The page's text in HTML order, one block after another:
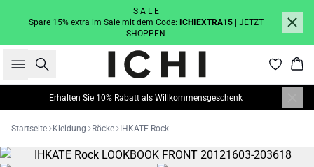
S A L E
Spare 15% extra im Sale mit dem Code: ICHIEXTRA15
| JETZT
SHOPPEN
Suche
Erhalten Sie 10% Rabatt als Willkommensgeschenk
Startseite Kleidung Röcke IHKATE Rock